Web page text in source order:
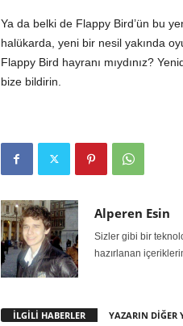
Ya da belki de Flappy Bird’ün bu
halükarda, yeni bir nesil yakında
Flappy Bird hayranı mıydınız?
bize bildirin.
Alperen Esin
Sizler gibi bir
hazırlanan
İLGİLİ HABERLER YAZARIN DİĞER